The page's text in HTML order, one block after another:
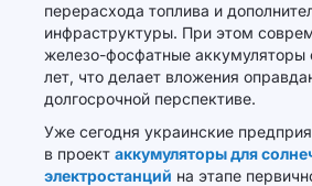
перерасхода топлива и
инфраструктуры. При этом
железо-фосфатные аккумуляторы
лет, что делает вложения
долгосрочной перспективе.
Уже сегодня украинские
в проект аккумуляторы для
электростанций на этапе